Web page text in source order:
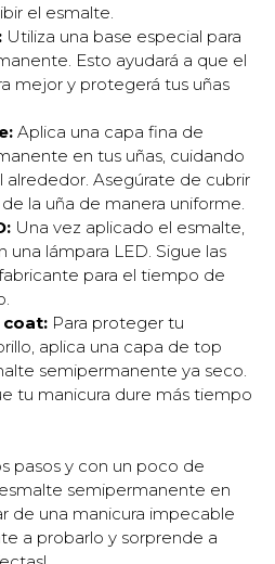
el esmalte.
Utiliza una base especial para
Esto ayudará a que el
mejor y protegerá tus uñas
Aplica una capa fina de
en tus uñas, cuidando
alrededor. Asegúrate de cubrir
la uña de manera uniforme.
Una vez aplicado el esmalte,
una lámpara LED. Sigue las
para el tiempo de
coat: Para proteger tu
aplica una capa de top
semipermanente ya seco.
tu manicura dure más tiempo
pasos y con un poco de
semipermanente en
de una manicura impecable
a probarlo y sorprende a